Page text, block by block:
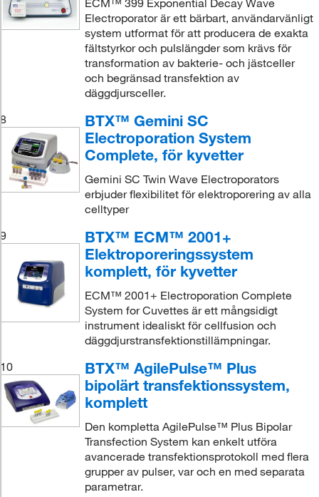
Electroporator är ett bärbart, användarvänligt
system utformat för att producera de exakta
fältstyrkor och pulslängder som krävs för
transformation av bakterie- och jästceller
och begränsad transfektion av
däggdjursceller.
8
BTX™ Gemini SC
Electroporation System
Complete, för kyvetter
Gemini SC Twin Wave Electroporators
erbjuder flexibilitet för elektroporering av alla
celltyper
9
BTX™ ECM™ 2001+
Elektroporeringssystem
komplett, för kyvetter
ECM™ 2001+ Electroporation Complete
System for Cuvettes är ett mångsidigt
instrument idealiskt för cellfusion och
däggdjurstransfektionstillämpningar.
10
BTX™ AgilePulse™ Plus
bipolärt transfektionssystem,
komplett
Den kompletta AgilePulse™ Plus Bipolar
Transfection System kan enkelt utföra
avancerade transfektionsprotokoll med flera
grupper av pulser, var och en med separata
parametrar.